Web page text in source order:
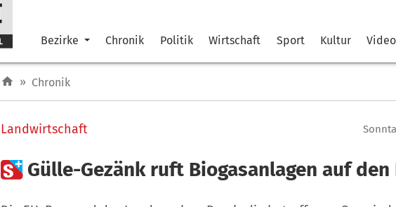
Bezirke Chronik Politik Wirtschaft Sport Kultur
» Chronik
Landwirtschaft
 Gülle-Gezänk ruft Biogasanlagen auf den